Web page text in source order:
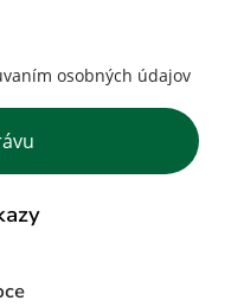
osobných údajov